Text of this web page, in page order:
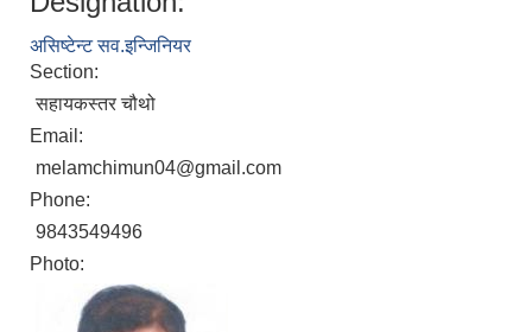
असिष्टेन्ट सव.इन्जिनियर
Section:
सहायकस्तर चौथो
Email:
melamchimun04@gmail.com
Phone:
9843549496
Photo: